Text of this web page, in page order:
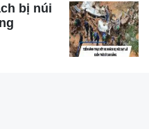
sạc siêu tốc, chỉ mất 55
chuyến đi dài.
bị núi